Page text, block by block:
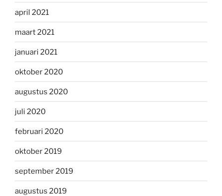
april 2021
maart 2021
januari 2021
oktober 2020
augustus 2020
juli 2020
februari 2020
oktober 2019
september 2019
augustus 2019